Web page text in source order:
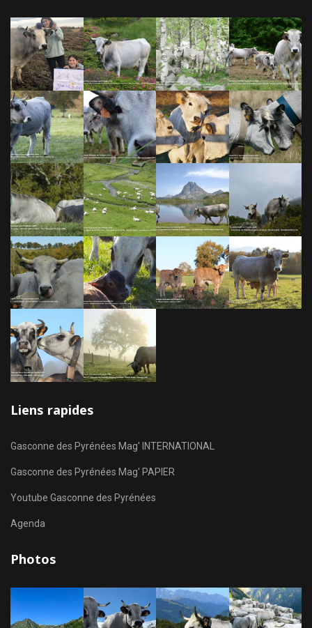
Liens rapides
Gasconne des Pyrénées Mag' INTERNATIONAL
Gasconne des Pyrénées Mag' PAPIER
Youtube Gasconne des Pyrénées
Agenda
Photos